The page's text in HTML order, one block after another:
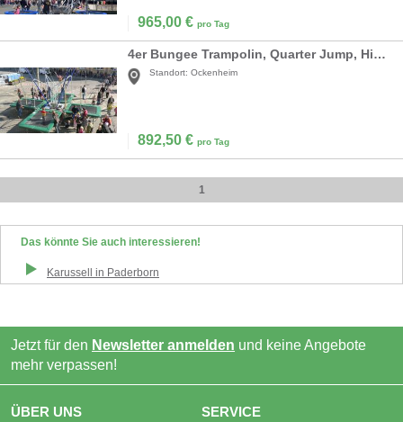
965,00 € pro Tag
4er Bungee Trampolin, Quarter Jump, High Flyer mieten
Standort: Ockenheim
892,50 € pro Tag
1
Das könnte Sie auch interessieren!
Karussell in Paderborn
Jetzt für den Newsletter anmelden und keine Angebote
mehr verpassen!
ÜBER UNS SERVICE